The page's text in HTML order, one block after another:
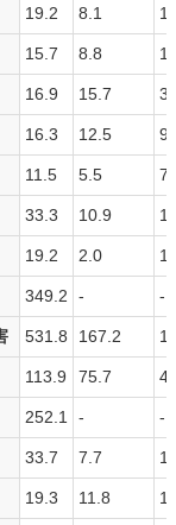
19.2 8.1
15.7 8.8
16.9 15.7
16.3 12.5
11.5 5.5
33.3 10.9
19.2 2.0
349.2 - -
531.8 167.2
113.9 75.7
252.1 - -
33.7 7.7
19.3 11.8